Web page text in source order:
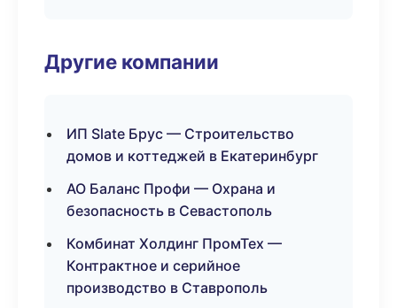
Другие компании
ИП Slate Брус — Строительство
домов и коттеджей в Екатеринбург
АО Баланс Профи — Охрана и
безопасность в Севастополь
Комбинат Холдинг ПромТех —
Контрактное и серийное
производство в Ставрополь